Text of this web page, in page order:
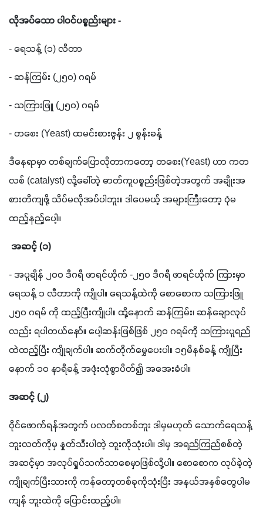
လိုအပ်သော ပါဝင်ပစ္စည်းများ -
- ရေသန့် (၁) လီတာ
- ဆန်ကြမ်း (၂၅၀) ဂရမ်
- သကြားဖြူ (၂၅၀) ဂရမ်
- တစေး (Yeast) ထမင်းစားဇွန်း ၂ စွန်းခန့်
ဒီနေရာမှာ တစ်ချက်ပြောလိုတာကတော့ တစေး(Yeast) ဟာ ကတ
လစ် (catalyst) လို့ခေါ်တဲ့ ဓာတ်ကူပစ္စည်းဖြစ်တဲ့အတွက် အချိုးအ
စားတိကျဖို့ သိပ်မလိုအပ်ပါဘူး။ ဒါပေမယ့် အများကြီးတော့ ပုံမ
ထည့်နည့်ပေါ့။
အဆင့် (၁)
- အပူချိန် ၂၀၀ ဒီဂရီ ဖာရင်ဟိုက် -၂၅၀ ဒီဂရီ ဖာရင်ဟိုက် ကြားမှာ
ရေသန့် ၁ လီတာကို ကျိုပါ။ ရေသန့်ထဲကို စောစောက သကြားဖြူ
၂၅၀ ဂရမ် ကို ထည့်ပြီးကျိုပါ။ ထို့နောက် ဆန်ကြမ်း၊ ဆန်ချောလုပ်
လည်း ရပါတယ်နော်။ ပေါ့ဆန်းဖြစ်ဖြစ် ၂၅၀ ဂရမ်ကို သကြားပူရည်
ထဲထည့်ပြီး ကျိုချက်ပါ။ ဆက်တိုက်မွှေပေးပါ။ ၁၅မိနစ်ခန့် ကျိုပြီး
နောက် ၁၀ နာရီခန့် အဖုံးလုံစွာပိတ်၍ အအေးခံပါ။
အဆင့် (၂)
ဝိုင်ဖောက်ရန်အတွက် ပလတ်စတစ်ဘူး ဒါမှမဟုတ် သောက်ရေသန့်
ဘူးလတ်ကိုမှ နှုတ်သီးပါတဲ့ ဘူးကိုသုံးပါ။ ဒါမှ အရည်ကြည်စစ်တဲ့
အဆင့်မှာ အလုပ်ရှုပ်သက်သာစေမှာဖြစ်လို့ပါ။ စောစောက လုပ်ခဲ့တဲ့
ကျိုချက်ပြီးသားကို ကန်တော့တစ်ခုကိုသုံးပြီး အနယ်အနှစ်တွေပါမ
ကျန် ဘူးထဲကို ပြောင်းထည့်ပါ။